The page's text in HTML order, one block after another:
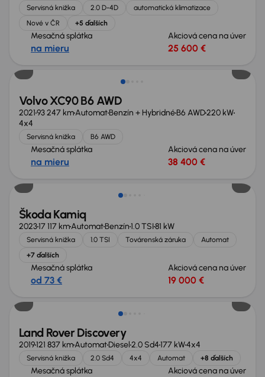
Servisná knižka 2.0 D-4D
automatická klimatizace
Nové v ČR
+5 ďalších
Mesačná splátka
na mieru
Akciová cena na úver
25 600 €
Volvo XC90 B6 AWD
202193 247 kmAutomatBenzín + HybridnéB6 AWD220 kW
4x4
Servisná knižka B6 AWD
Mesačná splátka
na mieru
Akciová cena na úver
38 400 €
Zlacnené o 400 €
Škoda Kamiq
202317 117 kmAutomatBenzín1.0 TSI81 kW
Servisná knižka 1.0 TSI Továrenská záruka
Automat
+7 ďalších
Mesačná splátka
od 73 €
Akciová cena na úver
19 000 €
Zlacnené o 2 900 €
Land Rover Discovery
2019121 837 kmAutomatDiesel2.0 Sd4177 kW4x4
Servisná knižka 2.0 Sd4 4x4 Automat +8 ďalších
Mesačná splátka Akciová cena na úver